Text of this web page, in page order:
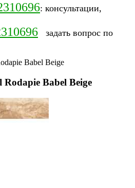
: консультации,
задать вопрос по
Babel Beige
Rodapie Babel Beige